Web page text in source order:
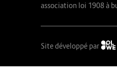
association loi 1908 à
Site développé par